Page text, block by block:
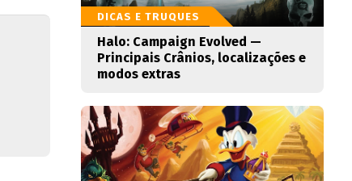
DICAS E TRUQUES
Halo: Campaign Evolved —
Principais Crânios, localizações e
modos extras